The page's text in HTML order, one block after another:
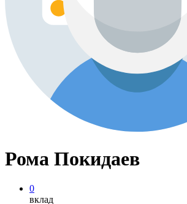
Рома Покидаев
0
вклад